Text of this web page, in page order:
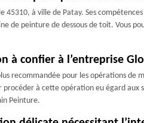
à ville de Patay. Ses
de peinture de dessous de toit. Vous
à confier à l’entreprise
recommandée pour les opérations de
à cette opération eu égard
Peinture.